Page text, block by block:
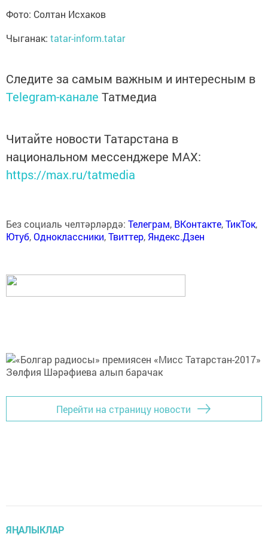
Фото: Солтан Исхаков
Чыганак: tatar-inform.tatar
Следите за самым важным и интересным в
Telegram-канале Татмедиа
Читайте новости Татарстана в
национальном мессенджере MАХ:
https://max.ru/tatmedia
Без социаль челтәрләрдә: Телеграм, ВКонтакте,ТикТок,
Ютуб,Одноклассники,Твиттер, Яндекс.Дзен
Перейти на страницу новости
ЯҢАЛЫКЛАР